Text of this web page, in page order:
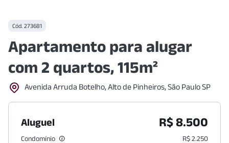
Cód. 273681
Apartamento para alugar
com 2 quartos, 115m²
Avenida Arruda Botelho, Alto de Pinheiros, São Paulo SP
Aluguel R$ 8.500
Condomínio
R$ 2.250